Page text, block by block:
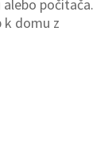
počítača.
k domu z